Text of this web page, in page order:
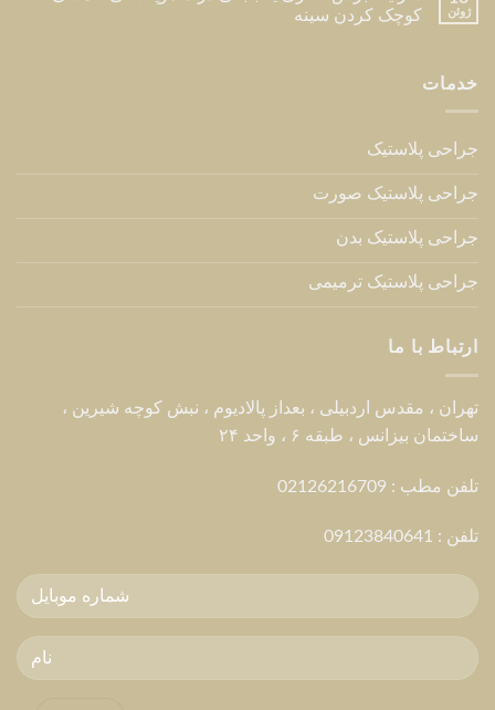
ژوئن
کوچک کردن سینه
خدمات
جراحی پلاستیک
جراحی پلاستیک صورت
جراحی پلاستیک بدن
جراحی پلاستیک ترمیمی
ارتباط با ما
تهران ، مقدس اردبیلی ، بعداز پالادیوم ، نبش کوچه شیرین ،
ساختمان بیزانس ، طبقه ۶ ، واحد ۲۴
تلفن مطب : 02126216709
تلفن : 09123840641